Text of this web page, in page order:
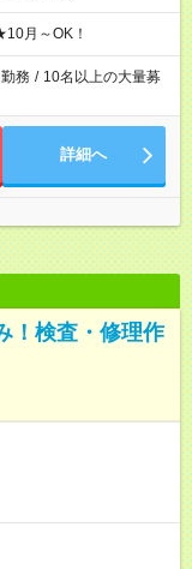
月～OK！
務 / 10名以上の大量募
詳細へ
！検査・修理作